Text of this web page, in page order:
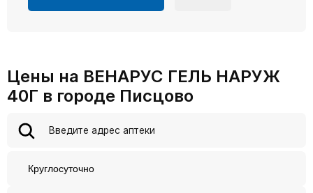
Цены на ВЕНАРУС ГЕЛЬ НАРУЖ
40Г в городе Писцово
Круглосуточно